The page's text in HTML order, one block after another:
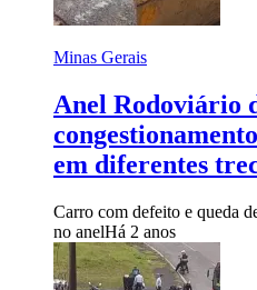
Minas Gerais
Anel Rodoviário
em diferentes
Carro com defeito e queda
no anelHá 2 anos